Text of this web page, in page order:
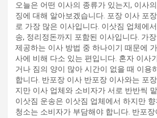
오늘은 어떤 이사의 종류가 있는지, 이사
징에 대해 알아보겠습니다. 포장 이사 포
로 가장 많은 이사입니다. 이삿짐 업체에
송, 정리정돈까지 포함된 이사입니다. 가
제공하는 이사 방법 중 하나이기 때문에
사에 비해 다소 있는 편입니다. 혼자 이사
거나 짐의 양이 많아 시간이 없을 때 이용
합니다. 반포장 이사 반포장 이사와는 포
지만 이사 업체와 소비자가 서로 반반씩
이삿짐 운송은 이삿짐 업체에서 하지만
청소는 소비자가 부담해야 합니다. 반포